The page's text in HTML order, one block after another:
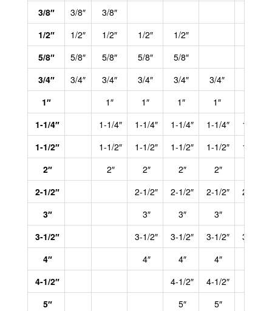
3/8″ 3/8″
3/8″
1/2″
1/2″ 1/2″ 1/2″
1/2″
5/8″
5/8″ 5/8″ 5/8″
5/8″
3/4″
3/4″ 3/4″ 3/4″ 3/4″
3/4″
1″
1″ 1″ 1″ 1″
1-1/4″
1-1/4″ 1-1/4″ 1-1/4″ 1-1/4″
1-1/4″
1-1/2″
1-1/2″ 1-1/2″ 1-1/2″ 1-1/2″
1-1/2″
2″
2″ 2″ 2″ 2″
2-1/2″
2-1/2″ 2-1/2″ 2-1/2″
2-1/2″
3″
3″ 3″ 3″
3-1/2″
3-1/2″ 3-1/2″ 3-1/2″
3-1/2″
4″
4″ 4″ 4″
4-1/2″
4-1/2″
4-1/2″
5″
5″
5″